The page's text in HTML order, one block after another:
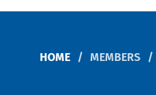
HOME MEMBERS